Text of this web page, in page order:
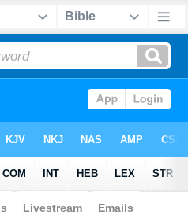
> Jeremiah 1:16